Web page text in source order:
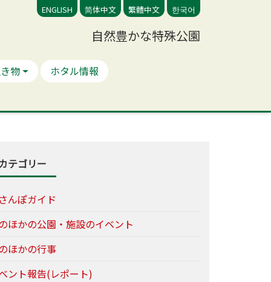
ENGLISH 简体中文 繁體中文 한국어
自然豊かな特殊公園
物 ホタル情報
テゴリー
んぽガイド
ほかの公園・施設のイベント
ほかの行事
ント報告(レポート)